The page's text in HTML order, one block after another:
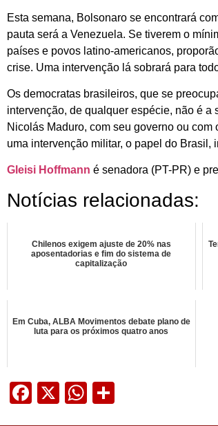
Esta semana, Bolsonaro se encontrará
pauta será a Venezuela. Se tiverem o
países e povos latino-americanos,
crise. Uma intervenção lá sobrará para
Os democratas brasileiros, que se
intervenção, de qualquer espécie, não é
Nicolás Maduro, com seu governo ou
uma intervenção militar, o papel do Brasil,
Gleisi Hoffmann é senadora (PT-PR) e
Notícias relacionadas:
Chilenos exigem ajuste de 20% nas
aposentadorias e fim do sistema de
capitalização
Em Cuba, ALBA Movimentos debate plano de
luta para os próximos quatro anos
Facebook
X WhatsApp